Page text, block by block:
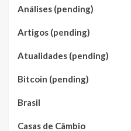
Análises (pending)
Artigos (pending)
Atualidades (pending)
Bitcoin (pending)
Brasil
Casas de Câmbio